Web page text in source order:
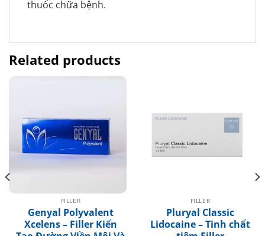
thuốc chữa bệnh.
Related products
FILLER
Genyal Polyvalent
Xcelens – Filler Kiến
FILLER
Pluryal Classic
Lidocaine – Tinh chất